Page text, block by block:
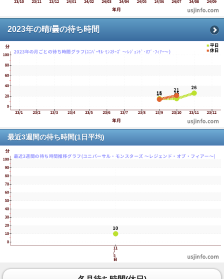
2023年の晴/曇の待ち時間
最近3週間の待ち時間(1日平均)